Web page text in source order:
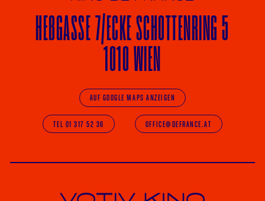
HEßGASSE 7/ECKESCHOTTENRING 5
1010 WIEN
AUF GOOGLE MAPS ANZEIGEN
TEL 01 317 52 36 OFFICE@DEFRANCE.AT
Votiv Kino und Kino De France in Wien